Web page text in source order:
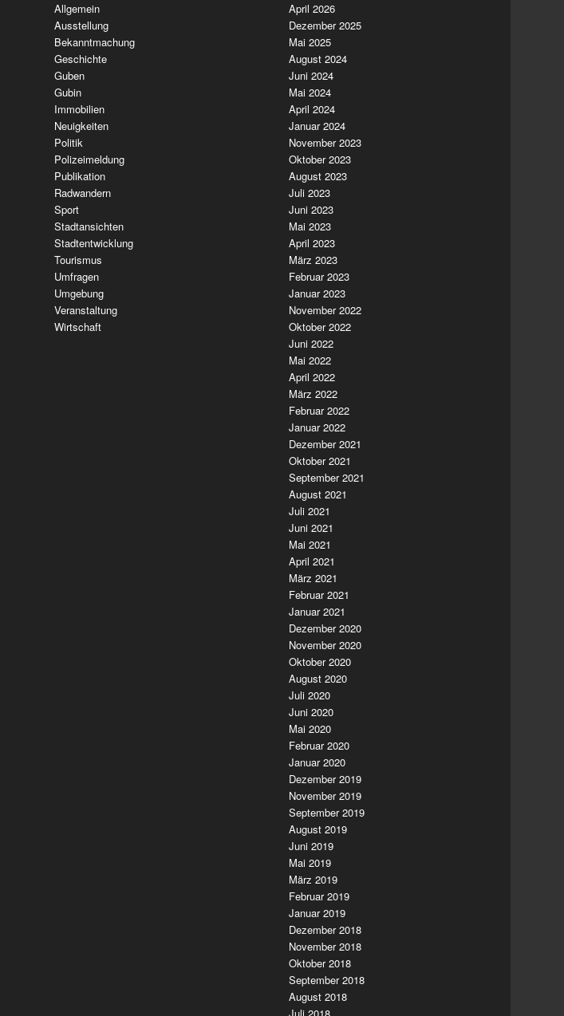
Allgemein
Ausstellung
Bekanntmachung
Geschichte
Guben
Gubin
Immobilien
Neuigkeiten
Politik
Polizeimeldung
Publikation
Radwandern
Sport
Stadtansichten
Stadtentwicklung
Tourismus
Umfragen
Umgebung
Veranstaltung
Wirtschaft
April 2026
Dezember 2025
Mai 2025
August 2024
Juni 2024
Mai 2024
April 2024
Januar 2024
November 2023
Oktober 2023
August 2023
Juli 2023
Juni 2023
Mai 2023
April 2023
März 2023
Februar 2023
Januar 2023
November 2022
Oktober 2022
Juni 2022
Mai 2022
April 2022
März 2022
Februar 2022
Januar 2022
Dezember 2021
Oktober 2021
September 2021
August 2021
Juli 2021
Juni 2021
Mai 2021
April 2021
März 2021
Februar 2021
Januar 2021
Dezember 2020
November 2020
Oktober 2020
August 2020
Juli 2020
Juni 2020
Mai 2020
Februar 2020
Januar 2020
Dezember 2019
November 2019
September 2019
August 2019
Juni 2019
Mai 2019
März 2019
Februar 2019
Januar 2019
Dezember 2018
November 2018
Oktober 2018
September 2018
August 2018